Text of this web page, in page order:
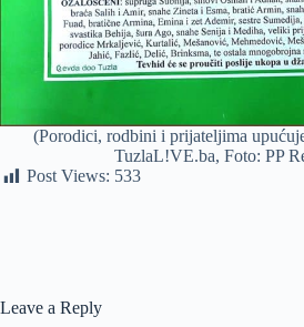
(Porodici, rodbini i prijateljima
TuzlaL!VE.ba, Foto: PP
Post Views: 533
Leave a Reply